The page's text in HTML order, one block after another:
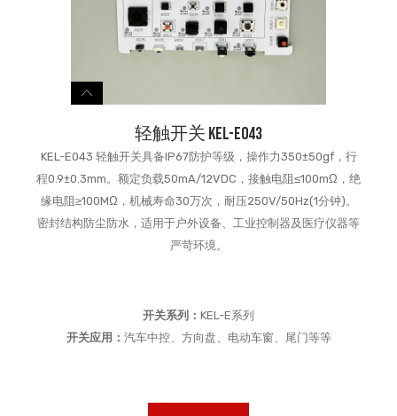
轻触开关 KEL-E043
KEL-E043 轻触开关具备IP67防护等级，操作力350±50gf，行
程0.9±0.3mm。额定负载50mA/12VDC，接触电阻≤100mΩ，绝
缘电阻≥100MΩ，机械寿命30万次，耐压250V/50Hz(1分钟)。
密封结构防尘防水，适用于户外设备、工业控制器及医疗仪器等
严苛环境。
开关系列： KEL-E系列
开关应用： 汽车中控、方向盘、电动车窗、尾门等等